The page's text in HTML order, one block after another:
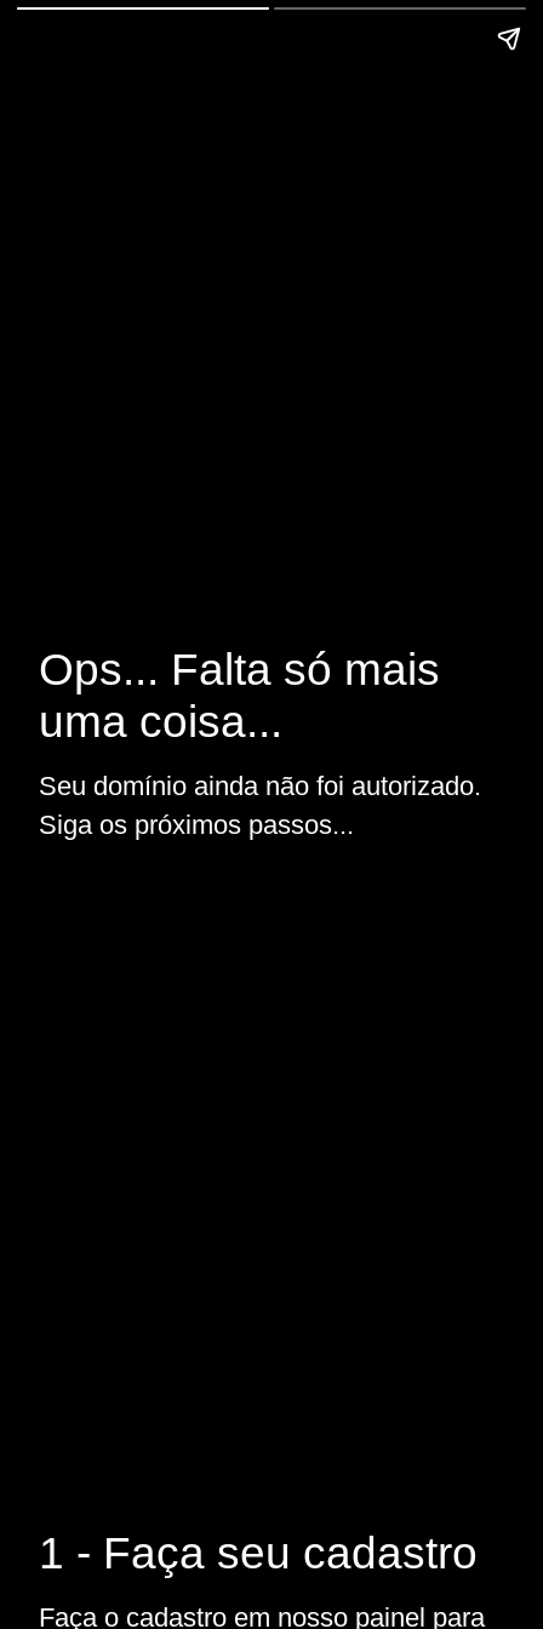
Ops... Falta só mais
uma coisa...
Seu domínio ainda não foi autorizado.
Siga os próximos passos...
1 - Faça seu cadastro
Faça o cadastro em nosso painel para